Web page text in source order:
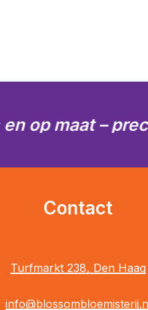
op maat –
Contact
Turfmarkt 238, Den Haag